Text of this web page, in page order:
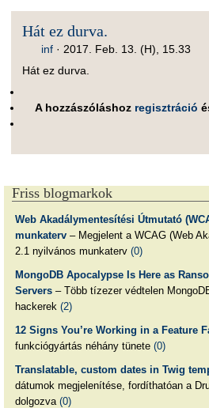
Hát ez durva.
inf · 2017. Feb. 13. (H), 15.33
Hát ez durva.
A hozzászóláshoz regisztráció
Friss blogmarkok
Web Akadálymentesítési Útmutató
munkaterv– Megjelent a WCAG (Web
2.1 nyilvános munkaterv (0)
MongoDB Apocalypse Is Here as
Servers– Több tízezer védtelen
hackerek (2)
12 Signs You’re Working in a Feature
funkciógyártás néhány tünete (0)
Translatable, custom dates in Twig
dátumok megjelenítése, fordíthatóan a
dolgozva (0)